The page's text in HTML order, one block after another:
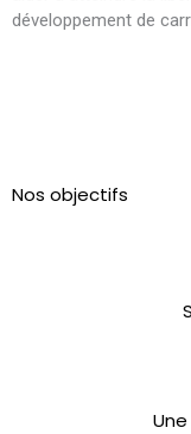
développement de
Nos objectifs